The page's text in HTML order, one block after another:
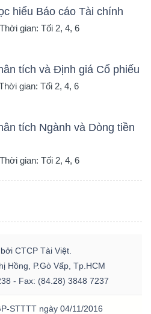
hiểu Báo cáo Tài chính
gian: Tối 2, 4, 6
tích và Định giá Cổ phiếu
gian: Tối 2, 4, 6
tích Ngành và Dòng tiền
gian: Tối 2, 4, 6
CTCP Tài Việt.
Hồng, P.Gò Vấp, Tp.HCM
- Fax: (84.28) 3848 7237
STTTT ngày 04/11/2016